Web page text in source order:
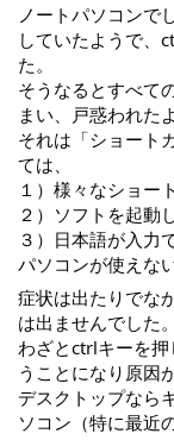
ノートパソコンで
していたようで、
た。
そうなるとすべて
まい、戸惑われた
それは「ショート
ては、
１）様々なショー
２）ソフトを起動
３）日本語が入力
パソコンが使えな
症状は出たりでな
は出ませんでした。
わざとctrlキーを
うことになり原因
デスクトップなら
ソコン（特に最近